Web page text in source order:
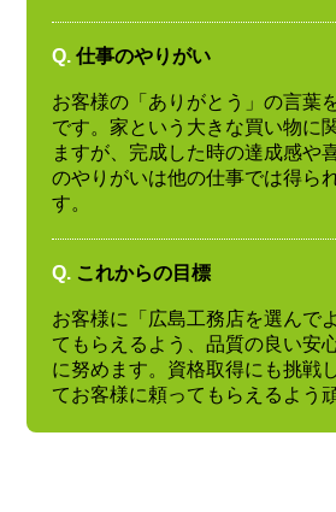
Q. 仕事のやりがい
お客様の「ありがとう」の言葉
です。家という大きな買い物に
ますが、完成した時の達成感や
のやりがいは他の仕事では得ら
す。
Q. これからの目標
お客様に「広島工務店を選んで
てもらえるよう、品質の良い安
に努めます。資格取得にも挑戦
てお客様に頼ってもらえるよう